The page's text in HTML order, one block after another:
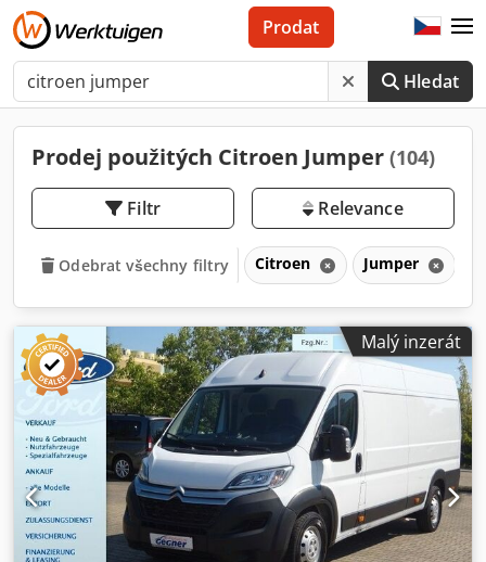
Hledat
Prodat
Prodej použitých Citroen Jumper (104)
Filtr Relevance
Odebrat všechny filtry Citroen Jumper
Malý inzerát